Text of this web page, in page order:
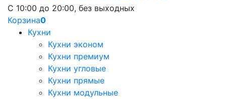
С 10:00 до 20:00, без выходных
Корзина0
Кухни
Кухни эконом
Кухни премиум
Кухни угловые
Кухни прямые
Кухни модульные